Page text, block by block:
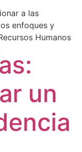
a las
enfoques y
Humanos
un